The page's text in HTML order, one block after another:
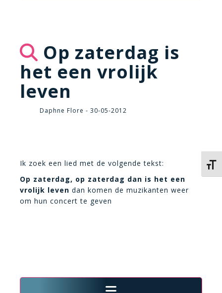
Op zaterdag is
het een vrolijk
leven
Daphne Flore - 30-05-2012
Ik zoek een lied met de volgende tekst:
Op zaterdag, op zaterdag dan is het een
vrolijk leven dan komen de muzikanten weer
om hun concert te geven